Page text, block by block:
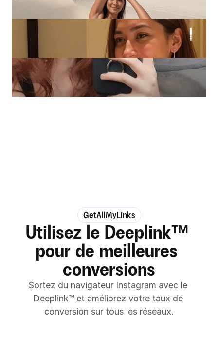
GetAllMyLinks
Utilisez le Deeplink™
pour de meilleures
conversions
Sortez du navigateur Instagram avec le
Deeplink™️ et améliorez votre taux de
conversion sur tous les réseaux.